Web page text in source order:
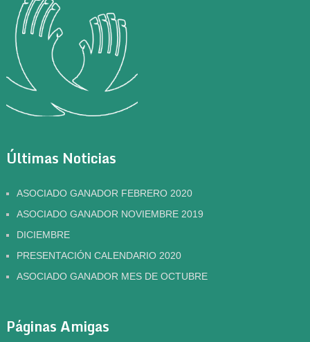
Últimas Noticias
ASOCIADO GANADOR FEBRERO 2020
ASOCIADO GANADOR NOVIEMBRE 2019
DICIEMBRE
PRESENTACIÓN CALENDARIO 2020
ASOCIADO GANADOR MES DE OCTUBRE
Páginas Amigas